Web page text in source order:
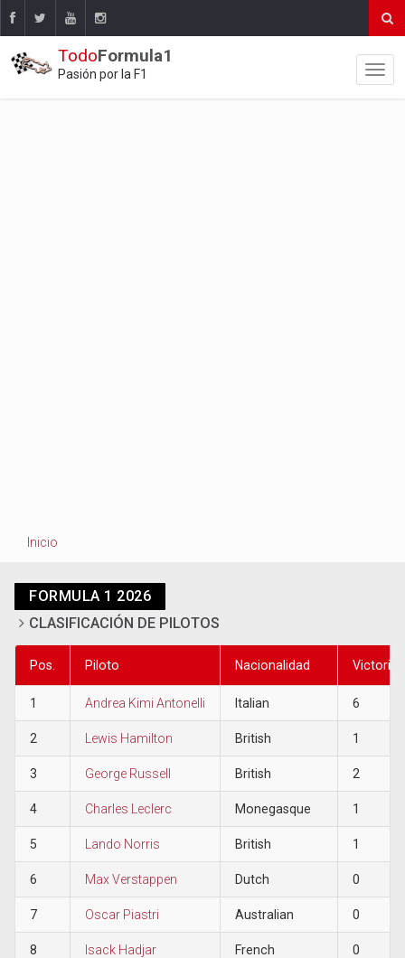
TodoFormula1
Pasión por la F1
Inicio
FORMULA 1 2026
CLASIFICACIÓN DE PILOTOS
Pos. Piloto Nacionalidad Victorias
1 Andrea Kimi Antonelli Italian 6
2 Lewis Hamilton British 1
3 George Russell British 2
4 Charles Leclerc Monegasque 1
5 Lando Norris British 1
6 Max Verstappen Dutch 0
7 Oscar Piastri Australian 0
8 Isack Hadjar French 0